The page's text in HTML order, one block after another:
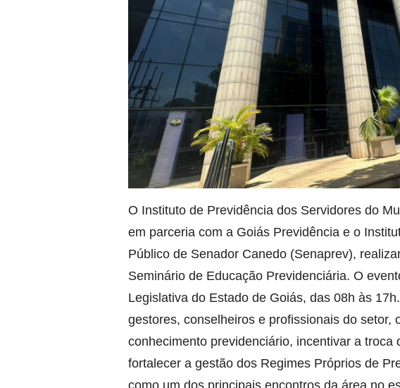
O Instituto de Previdência dos Servidores do
em parceria com a Goiás Previdência e o
Público de Senador Canedo (Senaprev),
Seminário de Educação Previdenciária. O
Legislativa do Estado de Goiás, das 08h às
gestores, conselheiros e profissionais do setor,
conhecimento previdenciário, incentivar a
fortalecer a gestão dos Regimes Próprios de
como um dos principais encontros da área no